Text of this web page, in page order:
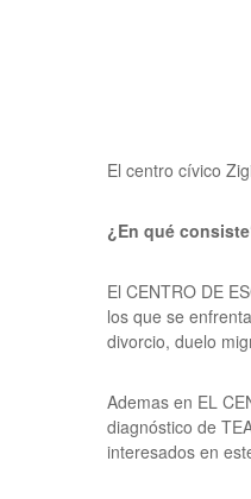
El centro cívico
¿En qué
El CENTRO DE
los que se
divorcio, duelo
Ademas en EL
diagnóstico de
interesados en